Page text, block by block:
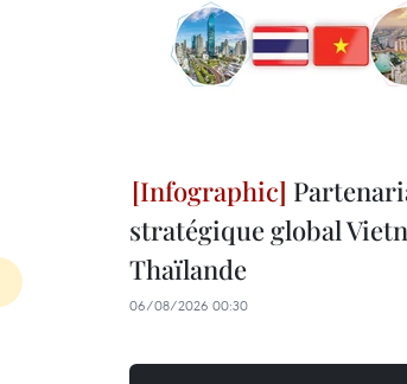
stratégique global
Thaïlande
06/08/2026 00:30